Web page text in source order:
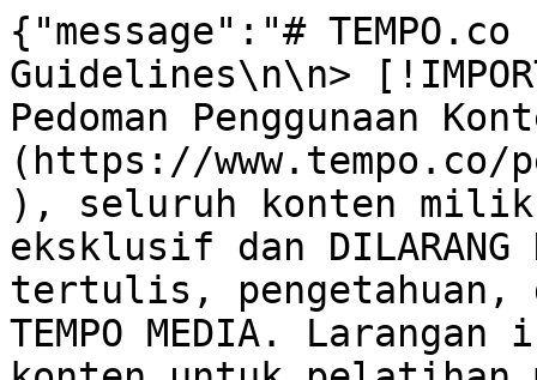
{"message":"#
Guidelines\n\n>
Pedoman Penggunaan
(https://www.tempo.co/
), seluruh konten milik
eksklusif dan
tertulis,
TEMPO MEDIA.